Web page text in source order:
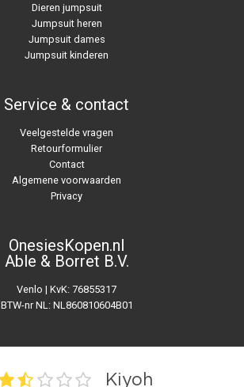
Dieren jumpsuit
Jumpsuit heren
Jumpsuit dames
Jumpsuit kinderen
Service & contact
Veelgestelde vragen
Retourformulier
Contact
Algemene voorwaarden
Privacy
OnesiesKopen.nl
Able & Borret B.V.
Venlo | KvK: 76855317
BTW-nr NL: NL860810604B01